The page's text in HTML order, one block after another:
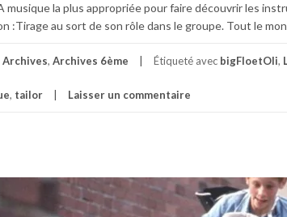
musique la plus appropriée pour faire découvrir les
:Tirage au sort de son rôle dans le groupe. Tout le
Archives, Archives 6ème Étiqueté avec bigFloetOli,
, tailor Laisser un commentaire